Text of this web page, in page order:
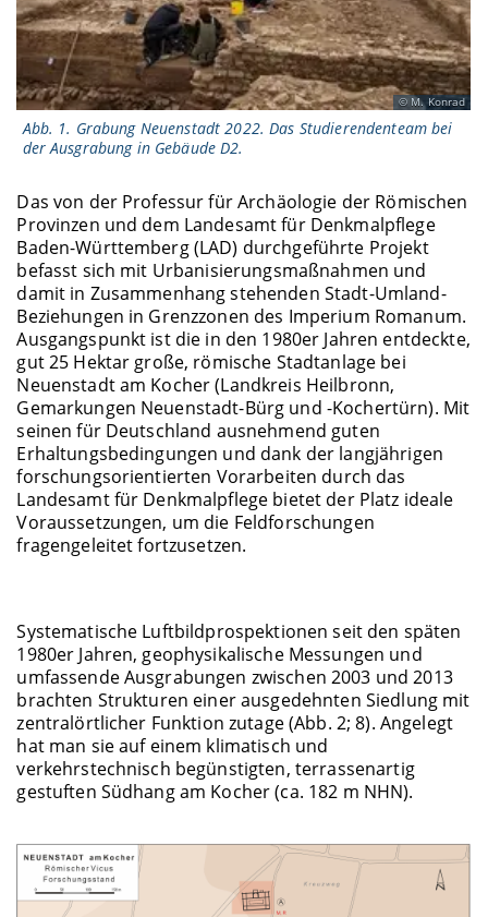
M. Konrad
Abb. 1. Grabung Neuenstadt 2022. Das Studierendenteam bei
der Ausgrabung in Gebäude D2.
Das von der Professur für Archäologie der Römischen
Provinzen und dem Landesamt für Denkmalpflege
Baden-Württemberg (LAD) durchgeführte Projekt
befasst sich mit Urbanisierungsmaßnahmen und
damit in Zusammenhang stehenden Stadt-Umland-
Beziehungen in Grenzzonen des Imperium Romanum.
Ausgangspunkt ist die in den 1980er Jahren entdeckte,
gut 25 Hektar große, römische Stadtanlage bei
Neuenstadt am Kocher (Landkreis Heilbronn,
Gemarkungen Neuenstadt-Bürg und -Kochertürn). Mit
seinen für Deutschland ausnehmend guten
Erhaltungsbedingungen und dank der langjährigen
forschungsorientierten Vorarbeiten durch das
Landesamt für Denkmalpflege bietet der Platz ideale
Voraussetzungen, um die Feldforschungen
fragengeleitet fortzusetzen.
Systematische Luftbildprospektionen seit den späten
1980er Jahren, geophysikalische Messungen und
umfassende Ausgrabungen zwischen 2003 und 2013
brachten Strukturen einer ausgedehnten Siedlung mit
zentralörtlicher Funktion zutage (Abb. 2; 8). Angelegt
hat man sie auf einem klimatisch und
verkehrstechnisch begünstigten, terrassenartig
gestuften Südhang am Kocher (ca. 182 m NHN).